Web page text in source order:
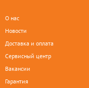
О нас
Новости
Доставка и оплата
Сервисный центр
Вакансии
Гарантия